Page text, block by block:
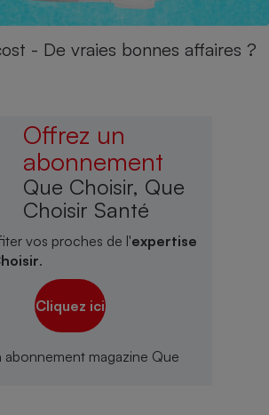
- De vraies bonnes affaires ?
Offrez un
abonnement
Que Choisir, Que
Choisir Santé
vos proches de l'expertise
.
Cliquez ici